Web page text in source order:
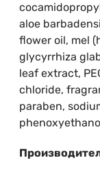
aloe
flower oil, mel
glycyrrhiza
leaf extract,
chloride,
paraben,